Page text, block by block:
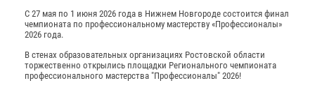
С 27 мая по 1 июня 2026 года в Нижнем Новгороде состоится финал
чемпионата по профессиональному мастерству «Профессионалы»
2026 года.
В стенах образовательных организациях Ростовской области
торжественно открылись площадки Регионального чемпионата
профессионального мастерства "Профессионалы" 2026!